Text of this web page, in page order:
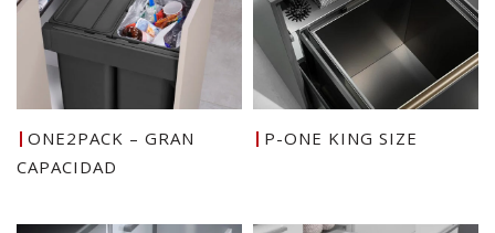
ONE2PACK – GRAN
CAPACIDAD
P-ONE KING SIZE